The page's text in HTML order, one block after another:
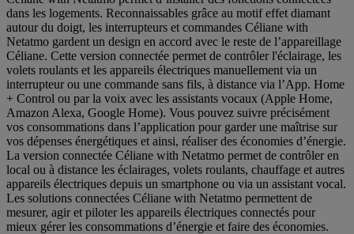
dans les logements. Reconnaissables grâce au motif effet diamant
autour du doigt, les interrupteurs et commandes Céliane with
Netatmo gardent un design en accord avec le reste de l’appareillage
Céliane. Cette version connectée permet de contrôler l'éclairage, les
volets roulants et les appareils électriques manuellement via un
interrupteur ou une commande sans fils, à distance via l’App. Home
+ Control ou par la voix avec les assistants vocaux (Apple Home,
Amazon Alexa, Google Home). Vous pouvez suivre précisément
vos consommations dans l’application pour garder une maîtrise sur
vos dépenses énergétiques et ainsi, réaliser des économies d’énergie.
La version connectée Céliane with Netatmo permet de contrôler en
local ou à distance les éclairages, volets roulants, chauffage et autres
appareils électriques depuis un smartphone ou via un assistant vocal.
Les solutions connectées Céliane with Netatmo permettent de
mesurer, agir et piloter les appareils électriques connectés pour
mieux gérer les consommations d’énergie et faire des économies.